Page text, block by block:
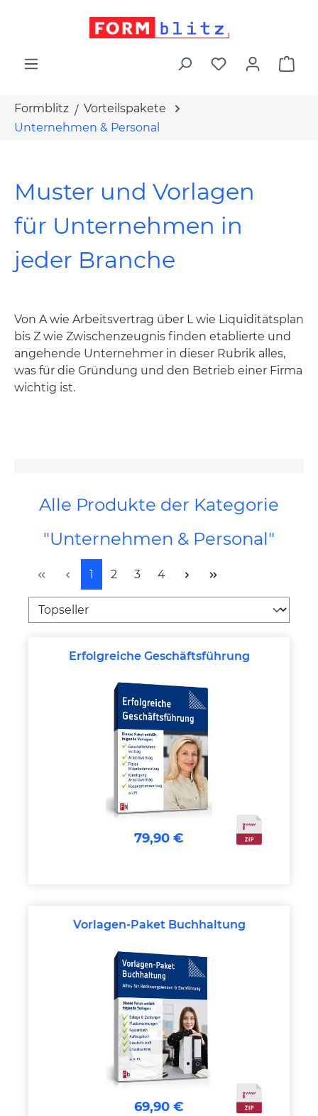
Formblitz
Vorteilspakete
Unternehmen & Personal
Muster und Vorlagen
für Unternehmen in
jeder Branche
Von A wie Arbeitsvertrag über L wie Liquiditätsplan
bis Z wie Zwischenzeugnis finden etablierte und
angehende Unternehmer in dieser Rubrik alles,
was für die Gründung und den Betrieb einer Firma
wichtig ist.
Alle Produkte der Kategorie
"Unternehmen & Personal"
Seite
1 Seite
2 Seite
3 Seite
4
Erfolgreiche Geschäftsführung
79,90 €
Vorlagen-Paket Buchhaltung
69,90 €